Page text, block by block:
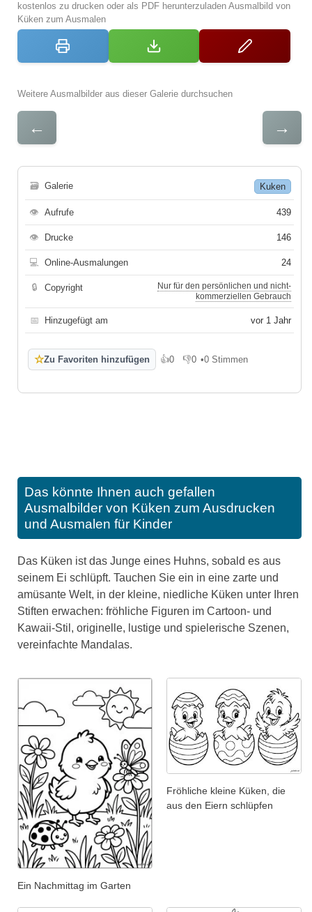
kostenlos zu drucken oder als PDF herunterzuladen Ausmalbild von
Küken zum Ausmalen
Weitere Ausmalbilder aus dieser Galerie durchsuchen
← →
🗃 Galerie Kuken
👁 Aufrufe 439
👁 Drucke 146
💻 Online-Ausmalungen 24
🔒 Copyright
Nur für den persönlichen und nicht-
kommerziellen Gebrauch
📅 Hinzugefügt am vor 1 Jahr
☆Zu Favoriten hinzufügen 👍0
Gefällt mir
👎0
Gefällt mir nicht
•0 Stimmen
Das könnte Ihnen auch gefallen
Ausmalbilder von Küken zum Ausdrucken
und Ausmalen für Kinder
Das Küken ist das Junge eines Huhns, sobald es aus
seinem Ei schlüpft. Tauchen Sie ein in eine zarte und
amüsante Welt, in der kleine, niedliche Küken unter Ihren
Stiften erwachen: fröhliche Figuren im Cartoon- und
Kawaii-Stil, originelle, lustige und spielerische Szenen,
vereinfachte Mandalas.
Ein Nachmittag im Garten
Fröhliche kleine Küken, die
aus den Eiern schlüpfen